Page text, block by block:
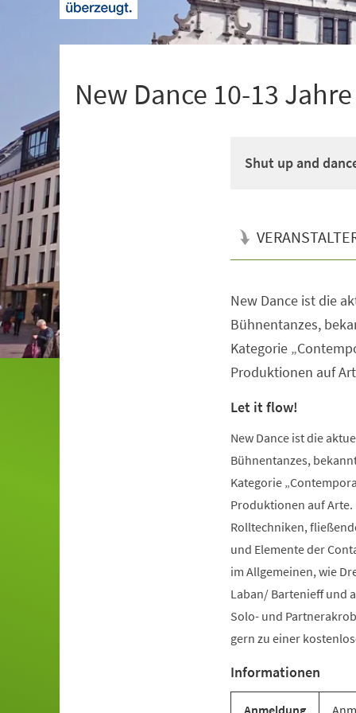
New Dance 10-13
Shut up and
New Dance ist die
Bühnentanzes,
Kategorie
Produktionen auf
Let it flow!
New Dance ist die
Bühnentanzes,
Kategorie
Produktionen auf Arte.
Rolltechniken,
und Elemente der
im Allgemeinen, wie
Laban/ Bartenieff und
Solo- und
gern zu einer
Informationen
Anmeldung